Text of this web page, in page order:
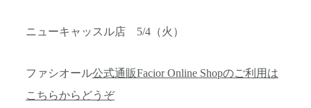
ニューキャッスル店 5/4（火）
ファシオール公式通販Facior Online Shopのご利用は
こちらからどうぞ